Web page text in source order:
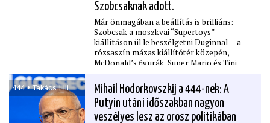
Szobcsaknak adott.
Már önmagában a beállítás is brilliáns:
Szobcsak a moszkvai “Supertoys”
kiállításon ül le beszélgetni Duginnal — a
rózsaszín mázas kiállítótér közepén,
McDonald’s ﬁgurák, Super Mario és Tini
farkasa, az orosz micimackó és rózsaszín
Cseburaska társaságában. Erre mondja
Dugin rögtön kezdéskor, hogy ez a “brain
rot esztétikája” (agy rohadás).
444 • Takács Lili
Mihail Hodorkovszkij a 444-nek: A
Putyin utáni időszakban nagyon
veszélyes lesz az orosz politikában